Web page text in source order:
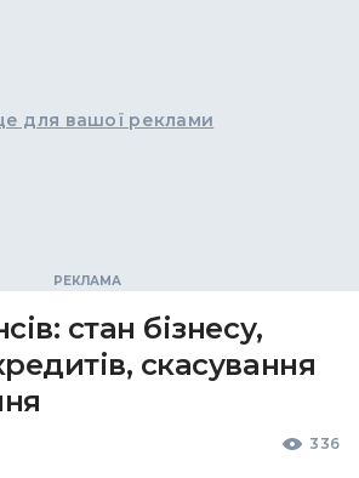
для вашої реклами
стан бізнесу,
скасування
336